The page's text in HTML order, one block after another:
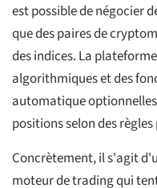
est possible de négocier
que des paires de
des indices. La
algorithmiques et des
automatique
positions selon des
Concrètement, il s'agit
moteur de trading qui